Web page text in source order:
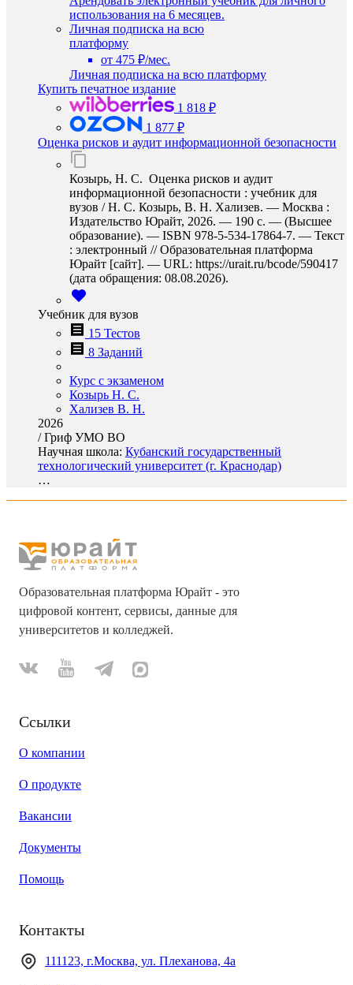
использования на 6 месяцев.
Личная подписка на всю
платформу
от 475 ₽/мес.
Личная подписка на всю платформу
Купить печатное издание
1 818 ₽
1 877 ₽
Оценка рисков и аудит информационной безопасности
Козырь, Н. С. Оценка рисков и аудит
информационной безопасности : учебник для
вузов / Н. С. Козырь, В. Н. Хализев. — Москва :
Издательство Юрайт, 2026. — 190 с. — (Высшее
образование). — ISBN 978-5-534-17864-7. — Текст
: электронный // Образовательная платформа
Юрайт [сайт]. — URL: https://urait.ru/bcode/590417
(дата обращения: 08.08.2026).
Учебник для вузов
15 Тестов
8 Заданий
Курс с экзаменом
Козырь Н. С.
Хализев В. Н.
2026
/Гриф УМО ВО
Научная школа: Кубанский государственный
технологический университет (г. Краснодар)
…
Образовательная платформа Юрайт - это
цифровой контент, сервисы, данные для
университетов и колледжей.
Ссылки
О компании
О продукте
Вакансии
Документы
Помощь
Контакты
111123, г.Москва, ул. Плеханова, 4а